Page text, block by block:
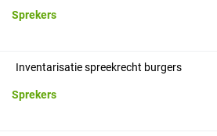
Sprekers
Inventarisatie spreekrecht burgers
Sprekers